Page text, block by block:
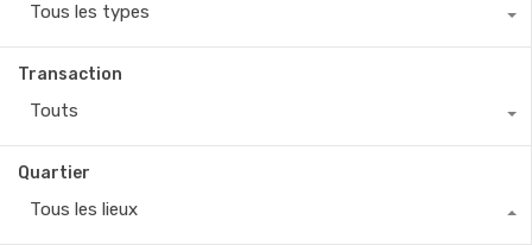
Tous les types
Transaction
Touts
Quartier
Tous les lieux